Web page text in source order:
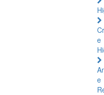
e
e